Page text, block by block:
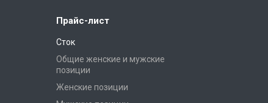
Прайс-лист
Сток
Общие женские и мужские
позиции
Женские позиции